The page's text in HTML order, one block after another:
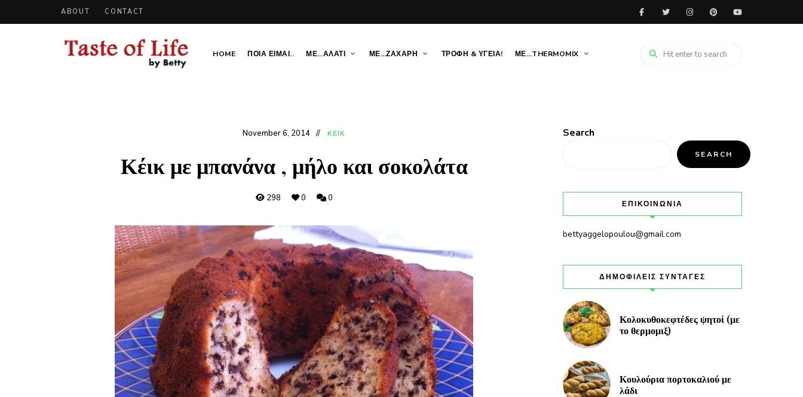
ABOUT CONTACT
HOME ΠΟΙΑ ΕΙΜΑΙ.. ΜΕ…ΑΛΑΤΙ ΜΕ…ΖΑΧΑΡΗ ΤΡΟΦΗ & ΥΓΕΙΑ! ΜΕ…THERMOMIX
November 6, 2014 ΚΕΙΚ
Κέικ με μπανάνα , μήλο και σοκολάτα
298 0 0
Search
SEARCH
ΕΠΙΚΟΙΝΩΝΙΑ
bettyaggelopoulou@gmail.com
ΔΗΜΟΦΙΛΕΙΣ ΣΥΝΤΑΓΕΣ
Κολοκυθοκεφτέδες ψητοί (με
το θερμομιξ)
Κουλούρια πορτοκαλιού με
λάδι